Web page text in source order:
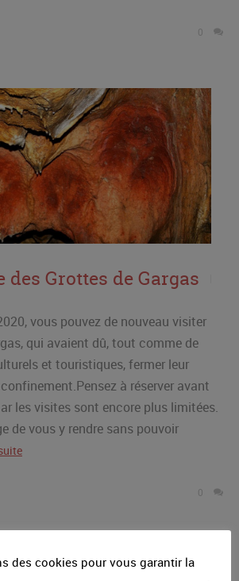
0
des Grottes de Gargas
vous pouvez de nouveau visiter
qui avaient dû, tout comme de
et touristiques, fermer leur
à réserver avant
les visites sont encore plus limitées.
de vous y rendre sans pouvoir
0
des cookies pour vous garantir la